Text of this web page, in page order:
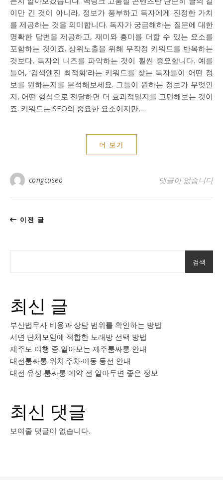
이만 긴 것이 아니라, 정보가 풍부하고 독자에게 진정한 가치
를 제공하는 것을 의미합니다. 독자가 궁금해하는 질문에 대한
명확한 답변을 제공하고, 재미와 흥미를 더할 수 있는 요소를
포함하는 것이죠. 상위노출을 위해 무작정 키워드를 반복하는
것보다, 독자의 니즈를 파악하는 것이 훨씬 중요합니다. 예를
들어, ‘검색엔진 최적화’라는 키워드를 찾는 독자들이 어떤 정
보를 원하는지를 분석해보세요. 그들이 원하는 정보가 무엇인
지, 어떤 형식으로 전달하면 더 효과적일지를 고민해보는 것이
죠. 키워드는 SEO의 중요한 요소이지만,…
더 보기
congcuseo 댓글이 없습니다
이전 글
검색
최신 글
부산법무사 비용과 상담 범위를 확인하는 방법
서면 단체모임에 적합한 노래방 선택 방법
제주도 여행 중 알아보는 제주룸싸롱 안내
대전룸싸롱 위치·주차·이동 동선 안내
대전 유성 룸싸롱 예약 전 알아두면 좋은 정보
최신 댓글
보여줄 댓글이 없습니다.